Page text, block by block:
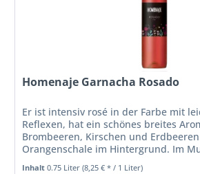
Homenaje Garnacha Rosado
Er ist intensiv rosé in der Farbe mit
Reflexen, hat ein schönes breites
Brombeeren, Kirschen und
Orangenschale im Hintergrund. Im
mit einer angenehm frischen...
Inhalt0.75 Liter(8,25 € * / 1 Liter)